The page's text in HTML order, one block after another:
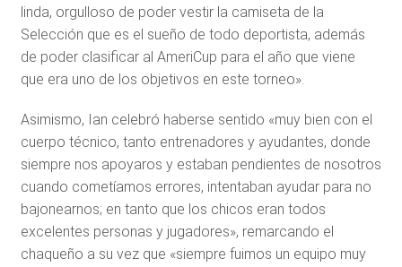
linda, orgulloso de poder vestir la camiseta de la
Selección que es el sueño de todo deportista, además
de poder clasificar al AmeriCup para el año que viene
que era uno de los objetivos en este torneo».
Asimismo, Ian celebró haberse sentido «muy bien con el
cuerpo técnico, tanto entrenadores y ayudantes, donde
siempre nos apoyaros y estaban pendientes de nosotros
cuando cometíamos errores, intentaban ayudar para no
bajonearnos; en tanto que los chicos eran todos
excelentes personas y jugadores», remarcando el
chaqueño a su vez que «siempre fuimos un equipo muy